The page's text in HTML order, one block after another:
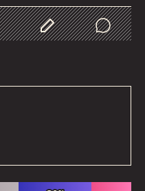
Customize Data
Comments